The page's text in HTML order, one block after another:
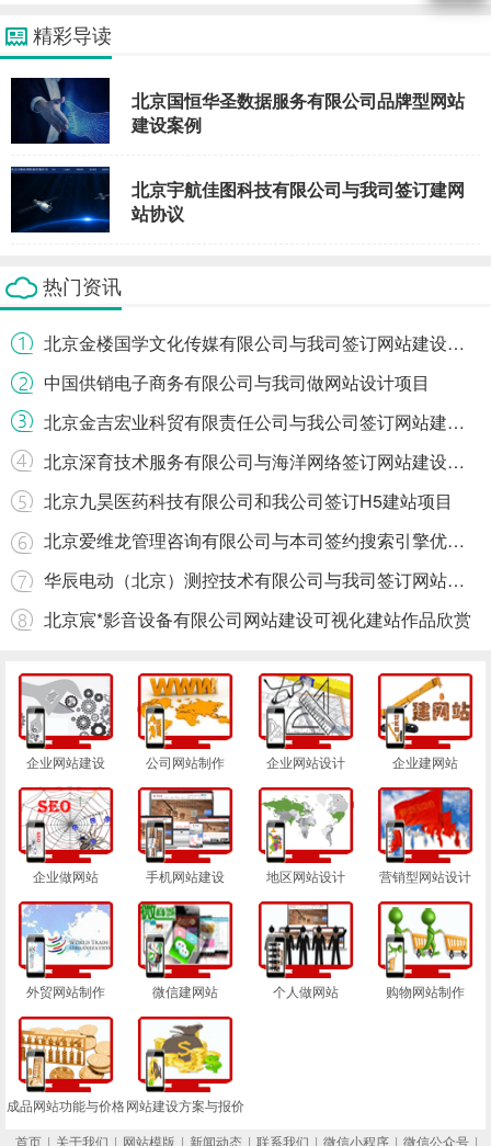
精彩导读
北京国恒华圣数据服务有限公司品牌型网站
建设案例
北京宇航佳图科技有限公司与我司签订建网
站协议
热门资讯
北京金楼国学文化传媒有限公司与我司签订网站建设协议
中国供销电子商务有限公司与我司做网站设计项目
北京金吉宏业科贸有限责任公司与我公司签订网站建设条款
北京深育技术服务有限公司与海洋网络签订网站建设协议
北京九昊医药科技有限公司和我公司签订H5建站项目
北京爱维龙管理咨询有限公司与本司签约搜索引擎优化协议
华辰电动（北京）测控技术有限公司与我司签订网站协议
北京宸*影音设备有限公司网站建设可视化建站作品欣赏
企业网站建设 公司网站制作 企业网站设计 企业建网站
企业做网站 手机网站建设 地区网站设计 营销型网站设计
外贸网站制作 微信建网站 个人做网站 购物网站制作
成品网站功能与价格网站建设方案与报价
首页 | 关于我们 | 网站模版 | 新闻动态 | 联系我们 | 微信小程序 | 微信公众号 |